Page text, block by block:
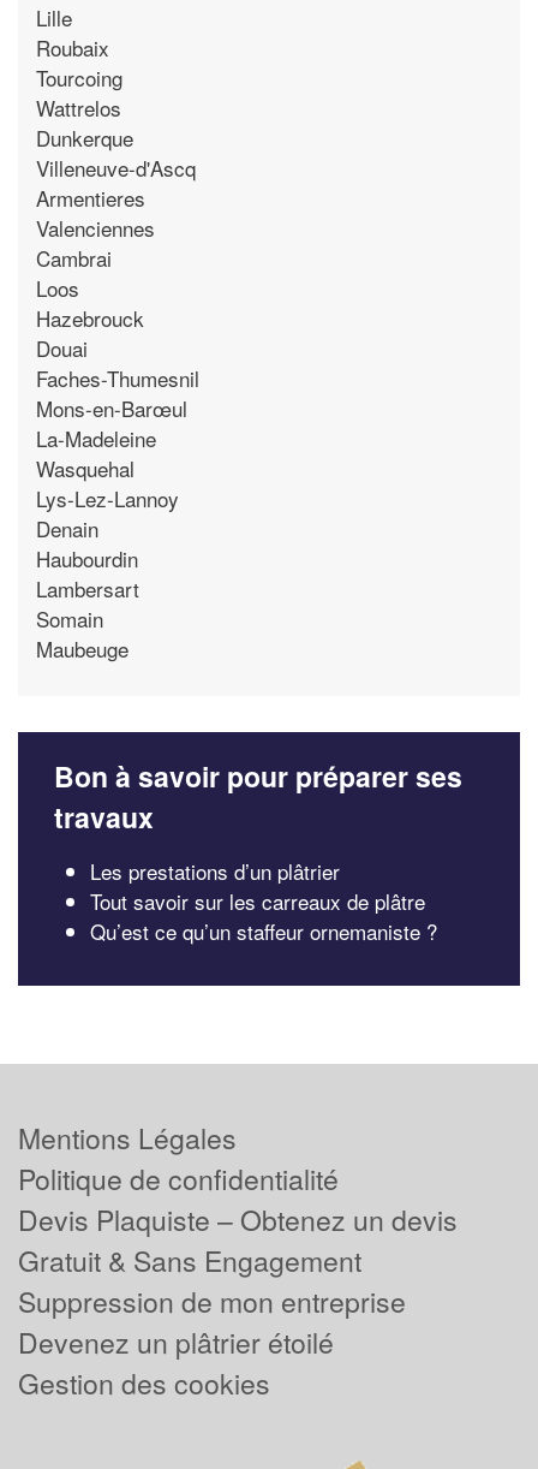
Lille
Roubaix
Tourcoing
Wattrelos
Dunkerque
Villeneuve-d'Ascq
Armentieres
Valenciennes
Cambrai
Loos
Hazebrouck
Douai
Faches-Thumesnil
Mons-en-Barœul
La-Madeleine
Wasquehal
Lys-Lez-Lannoy
Denain
Haubourdin
Lambersart
Somain
Maubeuge
Bon à savoir pour préparer ses
travaux
Les prestations d’un plâtrier
Tout savoir sur les carreaux de plâtre
Qu’est ce qu’un staffeur ornemaniste ?
Mentions Légales
Politique de confidentialité
Devis Plaquiste – Obtenez un devis
Gratuit & Sans Engagement
Suppression de mon entreprise
Devenez un plâtrier étoilé
Gestion des cookies